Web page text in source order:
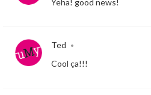
Ted •
Cool ça!!!